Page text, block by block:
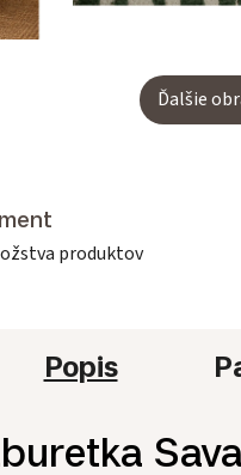
Ďalšie
produktov
Popis